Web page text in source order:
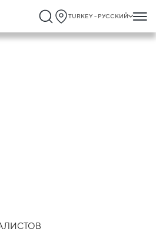
TURKEY - РУССКИЙ